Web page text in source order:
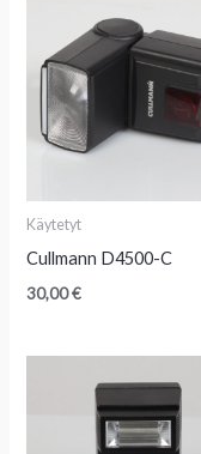
Käytetyt
Cullmann D4500-C
30,00€